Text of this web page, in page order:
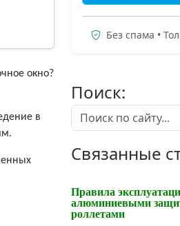
окно?
в
Без спама •
Поиск:
Связанные
Правила
алюминиевыми
роллетами